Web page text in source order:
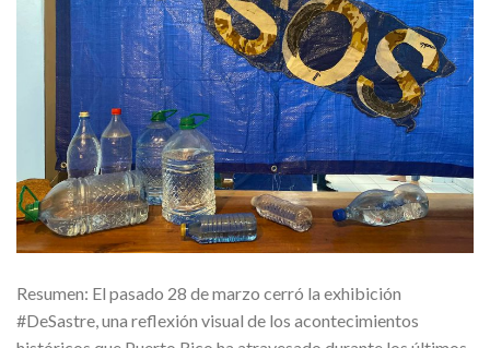
Resumen: El pasado 28 de marzo cerró la exhibición
#DeSastre, una reflexión visual de los acontecimientos